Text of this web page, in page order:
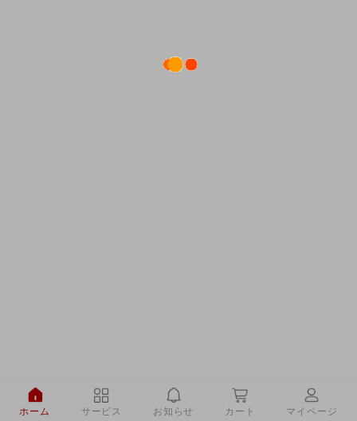
ホーム サービス お知らせ カート マイページ